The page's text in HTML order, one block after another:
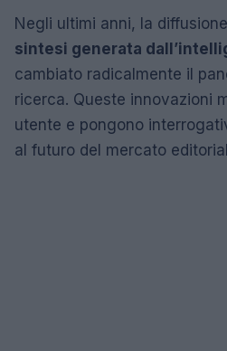
Negli ultimi anni, la
sintesi generata
cambiato radicalmente il
ricerca. Queste innovazioni
utente e pongono
al futuro del mercato